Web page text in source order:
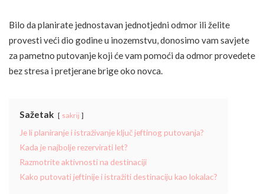
Bilo da planirate jednostavan jednotjedni odmor ili želite
provesti veći dio godine u inozemstvu, donosimo vam savjete
za pametno putovanje koji će vam pomoći da odmor provedete
bez stresa i pretjerane brige oko novca.
Sažetak sakrij
Je li planiranje i istraživanje ključ jeftinog putovanja?
Kada je najbolje rezervirati let?
Razmotrite aktivnosti na destinaciji
Kako putovati jeftinije i istražiti destinaciju kao lokalac?